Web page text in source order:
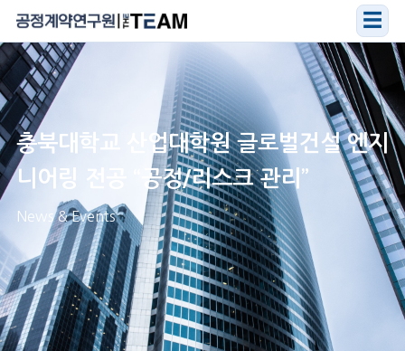
☰
충북대학교 산업대학원 글로벌건설 엔지
니어링 전공 “공정/리스크 관리”
News & Events